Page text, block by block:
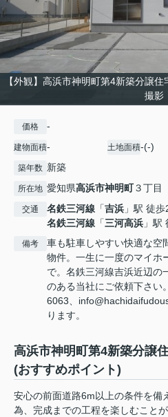
【外観】高浜市神明町第4新築分譲
撮影
価格 -
建物面積- 土地面積-(-)
築年数 新築
所在地 愛知県高浜市神明町３丁目
交通 名鉄三河線 「吉浜 」駅 徒
名鉄三河線 「三河高浜 」駅
備考
車も駐車しやすい快適な空
物件。一生に一度のマイホ
で。名鉄三河線吉浜近辺の
のある当社にご依頼下さい
6063、
ります。
高浜市神明町第4新築分譲
(おすすめポイント)
安心の前面道路6m以上の条件を備
為、完成までの工程を楽しむこと